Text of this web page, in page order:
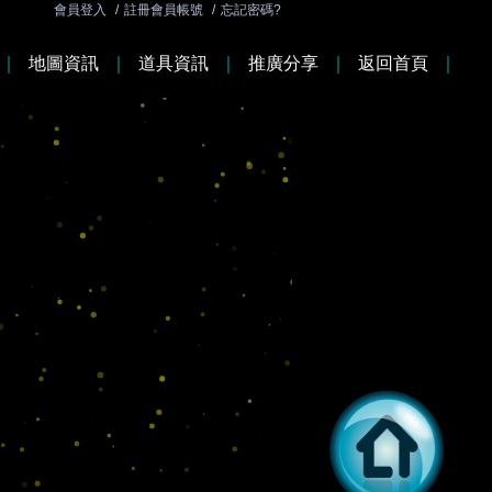
會員登入 / 註冊會員帳號 / 忘記密碼?